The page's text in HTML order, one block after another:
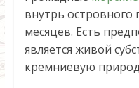
внутрь островного
месяцев. Есть
является живой
кремниевую